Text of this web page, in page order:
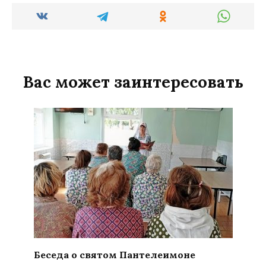
Вас может заинтересовать
Беседа о святом Пантелеимоне